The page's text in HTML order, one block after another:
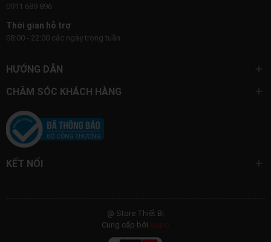
0911 689 896
Thời gian hỗ trợ
08:00 - 22:00 các ngày trong tuần
HƯỚNG DẪN
CHĂM SÓC KHÁCH HÀNG
KẾT NỐI
@ Store Thiết Bị
Cung cấp bởi Sapo